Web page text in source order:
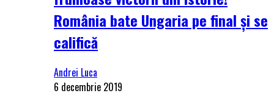
România bate Ungaria pe final și se
califică
Andrei Luca
6 decembrie 2019